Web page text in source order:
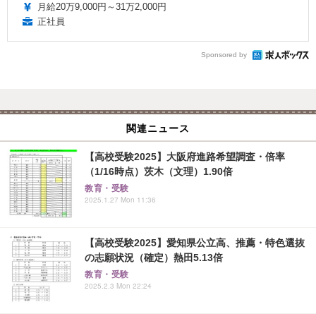
月給20万9,000円～31万2,000円
正社員
Sponsored by
関連ニュース
【高校受験2025】大阪府進路希望調査・倍率
（1/16時点）茨木（文理）1.90倍
教育・受験
2025.1.27 Mon 11:36
【高校受験2025】愛知県公立高、推薦・特色選抜
の志願状況（確定）熱田5.13倍
教育・受験
2025.2.3 Mon 22:24